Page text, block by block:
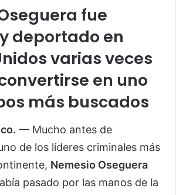
fue
deportado en
varias veces
en uno
más buscados
— Mucho antes de
de los líderes criminales más
Nemesio Oseguera
pasado por las manos de la